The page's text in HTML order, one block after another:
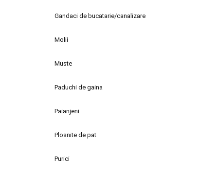
Gandaci de bucatarie/canalizare
Molii
Muste
Paduchi de gaina
Paianjeni
Plosnite de pat
Purici